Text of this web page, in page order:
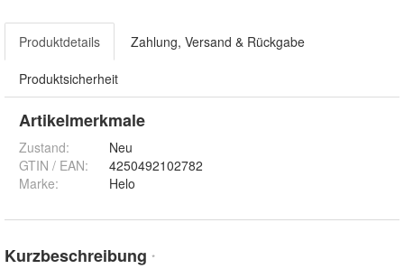
Produktdetails Zahlung, Versand & Rückgabe
Produktsicherheit
Artikelmerkmale
Zustand:
Neu
GTIN / EAN:
4250492102782
Marke:
Helo
Kurzbeschreibung *